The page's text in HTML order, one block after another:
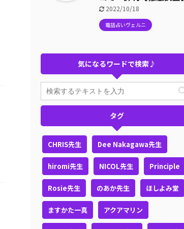
2022/10/18
電話占いヴェルニ
気になるワードで検索♪
タグ
CHRIS先生 Dee Nakagawa先生
hiromi先生 NICOL先生 Principle
Rosie先生 のあか先生 ほしよみ堂
ますかた一真 アクアマリン